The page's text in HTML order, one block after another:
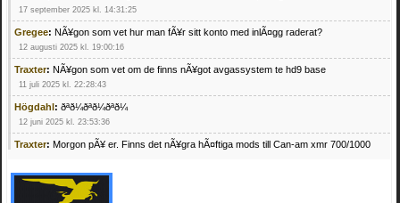
17 september 2025 kl. 14:31:25
Gregee: NÃ¥gon som vet hur man fÃ¥r sitt konto med inlÃ¤gg raderat?
12 augusti 2025 kl. 19:00:16
Traxter: NÃ¥gon som vet om de finns nÃ¥got avgassystem te hd9 base
11 juli 2025 kl. 22:28:43
Högdahl: ðªð¼ðªð¼ðªð¼
12 juni 2025 kl. 23:53:36
Traxter: Morgon pÃ¥ er. Finns det nÃ¥gra hÃ¤ftiga mods till Can-am xmr 700/1000
Mrhandsome:SÃ¶ker defekta/trasiga fyrhjulingar. Jag betalar bra och du kan nÃ¥ mig
pÃ¥ 0709955029 eller hv.alexandersson@gmail.com ifall du har en som du vill sÃ¤lja